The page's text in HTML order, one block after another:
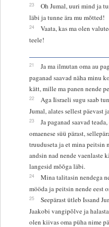
23
Oh Jumal, uuri mind ja
läbi ja tunne ära mu mõtted!
24
Vaata, kas ma olen
teele!
21
Ja ma ilmutan oma au
paganad saavad näha minu
kätt, mille ma panen nende
22
Aga Iisraeli sugu saab
Jumal, alates sellest päevast
23
Ja paganad saavad
omaenese süü pärast,
truuduseta ja et mina peitsin
andsin nad nende vaenlaste
langesid mõõga läbi.
24
Mina talitasin nendega
mööda ja peitsin nende eest
25
Seepärast ütleb Issand
Jaakobi vangipõlve ja
olen kiivas oma püha nime